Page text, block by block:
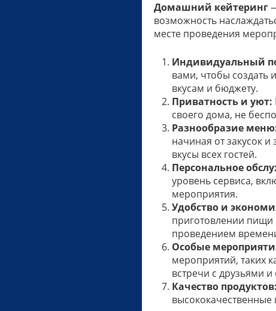
Домашний кейтеринг
возможность
месте проведения
Индивидуальный
вами, чтобы создать
вкусам и бюджету.
Приватность и уют:
своего дома, не
Разнообразие
начиная от закусок
вкусы всех гостей.
Персональное
уровень сервиса,
мероприятия.
Удобство и
приготовлении пищи
проведением
Особые
мероприятий, таких
встречи с друзьями и
Качество продуктов: